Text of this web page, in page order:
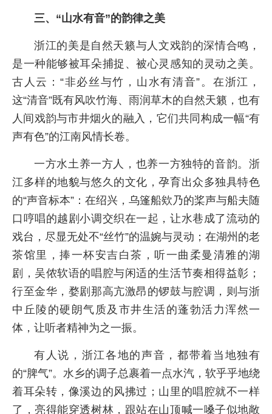
三、“山水有音”的韵律之美
浙江的美是自然天籁与人文戏韵的深情合鸣，
是一种能够被耳朵捕捉、被心灵感知的灵动之美。
古人云：“非必丝与竹，山水有清音”。在浙江，
这“清音”既有风吹竹海、雨润草木的自然天籁，也有
人间戏韵与市井烟火的融入，它们共同构成一幅“有
声有色”的江南风情长卷。
一方水土养一方人，也养一方独特的音韵。浙
江多样的地貌与悠久的文化，孕育出众多独具特色
的“声音标本”：在绍兴，乌篷船欸乃的桨声与船夫随
口哼唱的越剧小调交织在一起，让水巷成了流动的
戏台，尽显无处不“丝竹”的温婉与灵动；在湖州的老
茶馆里，捧一杯安吉白茶，听一曲柔曼清雅的湖
剧，吴侬软语的唱腔与闲适的生活节奏相得益彰；
行至金华，婺剧那高亢激昂的锣鼓与腔调，则与浙
中丘陵的硬朗气质及市井生活的蓬勃活力浑然一
体，让听者精神为之一振。
有人说，浙江各地的声音，都带着当地独有
的“脾气”。水乡的调子总裹着一点水汽，软乎乎地绕
着耳朵转，像溪边的风拂过；山里的唱腔就不一样
了，亮得能穿透树林，跟站在山顶喊一嗓子似地敞